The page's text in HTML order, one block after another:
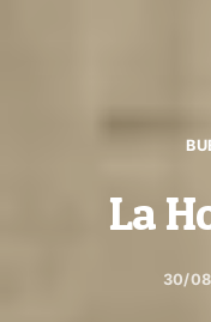
La
30/